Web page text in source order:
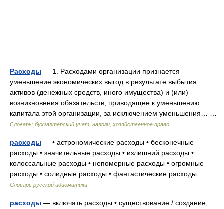
Расходы — 1. Расходами организации признается
уменьшение экономических выгод в результате выбытия
активов (денежных средств, иного имущества) и (или)
возникновения обязательств, приводящее к уменьшению
капитала этой организации, за исключением уменьшения… …
Словарь: бухгалтерский учет, налоги, хозяйственное право
расходы — • астрономические расходы • бесконечные
расходы • значительные расходы • излишний расходы •
колоссальные расходы • непомерные расходы • огромные
расходы • солидные расходы • фантастические расходы …
Словарь русской идиоматики
расходы — включать расходы • существование / создание,